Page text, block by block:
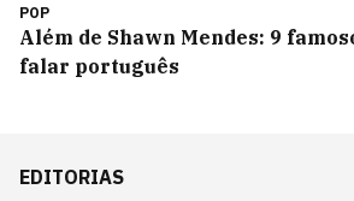
POP
Além de Shawn Mendes: 9
falar português
EDITORIAS